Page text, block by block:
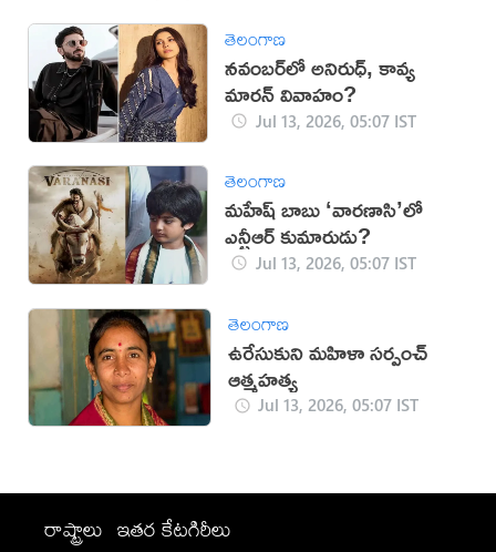
తెలంగాణ
నవంబర్‌లో అనిరుధ్, కావ్య
మారన్ వివాహం?
Jul 13, 2026, 05:07 IST
తెలంగాణ
మహేష్ బాబు ‘వారణాసి’లో
ఎన్టీఆర్ కుమారుడు?
Jul 13, 2026, 05:07 IST
తెలంగాణ
ఉరేసుకుని మహిళా సర్పంచ్
ఆత్మహత్య
Jul 13, 2026, 05:07 IST
రాష్ట్రాలు ఇతర కేటగిరీలు